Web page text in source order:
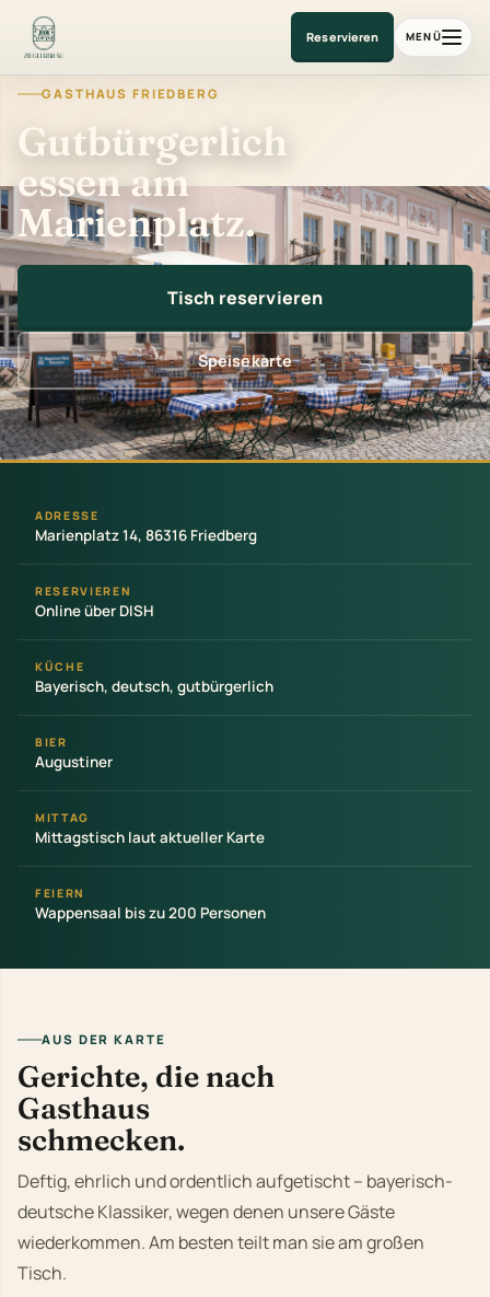
Gasthaus am Marienplatz Reservieren MENÜ
GASTHAUS FRIEDBERG
Gutbürgerlich
essen am
Marienplatz.
Tisch reservieren
Speisekarte
ADRESSE
Marienplatz 14, 86316 Friedberg
RESERVIEREN
Online über DISH
KÜCHE
Bayerisch, deutsch, gutbürgerlich
BIER
Augustiner
MITTAG
Mittagstisch laut aktueller Karte
FEIERN
Wappensaal bis zu 200 Personen
AUS DER KARTE
Gerichte, die nach
Gasthaus
schmecken.
Deftig, ehrlich und ordentlich aufgetischt – bayerisch-
deutsche Klassiker, wegen denen unsere Gäste
wiederkommen. Am besten teilt man sie am großen
Tisch.